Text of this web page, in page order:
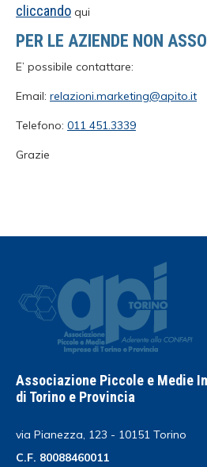
cliccando qui
PER LE AZIENDE NON
E’ possibile contattare:
Email: relazioni.marketing@apito.it
Telefono: 011 451.3339
Grazie
Associazione Piccole e Medie
di Torino e Provincia
via Pianezza, 123 - 10151 Torino
C.F. 80088460011